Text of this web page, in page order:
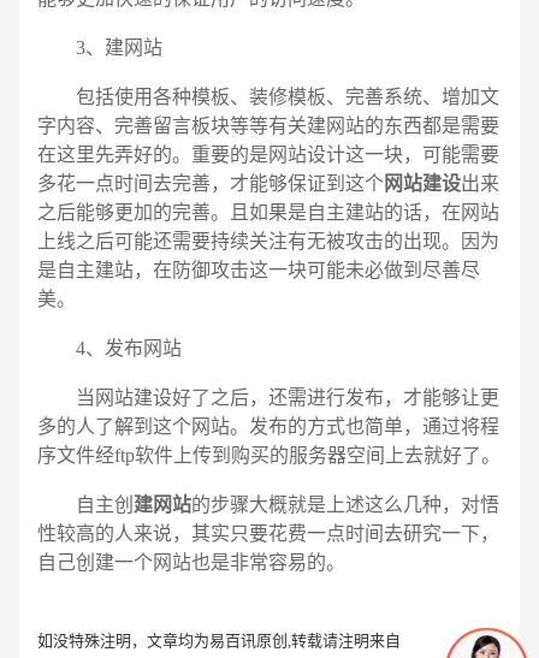
3、建网站
包括使用各种模板、装修模板、完善系统、增加文
字内容、完善留言板块等等有关建网站的东西都是需要
在这里先弄好的。重要的是网站设计这一块，可能需要
多花一点时间去完善，才能够保证到这个网站建设出来
之后能够更加的完善。且如果是自主建站的话，在网站
上线之后可能还需要持续关注有无被攻击的出现。因为
是自主建站，在防御攻击这一块可能未必做到尽善尽
美。
4、发布网站
当网站建设好了之后，还需进行发布，才能够让更
多的人了解到这个网站。发布的方式也简单，通过将程
序文件经ftp软件上传到购买的服务器空间上去就好了。
自主创 建网站的步骤大概就是上述这么几种，对悟
性较高的人来说，其实只要花费一点时间去研究一下，
自己创建一个网站也是非常容易的。
如没特殊注明，文章均为易百讯原创,转载请注明来自